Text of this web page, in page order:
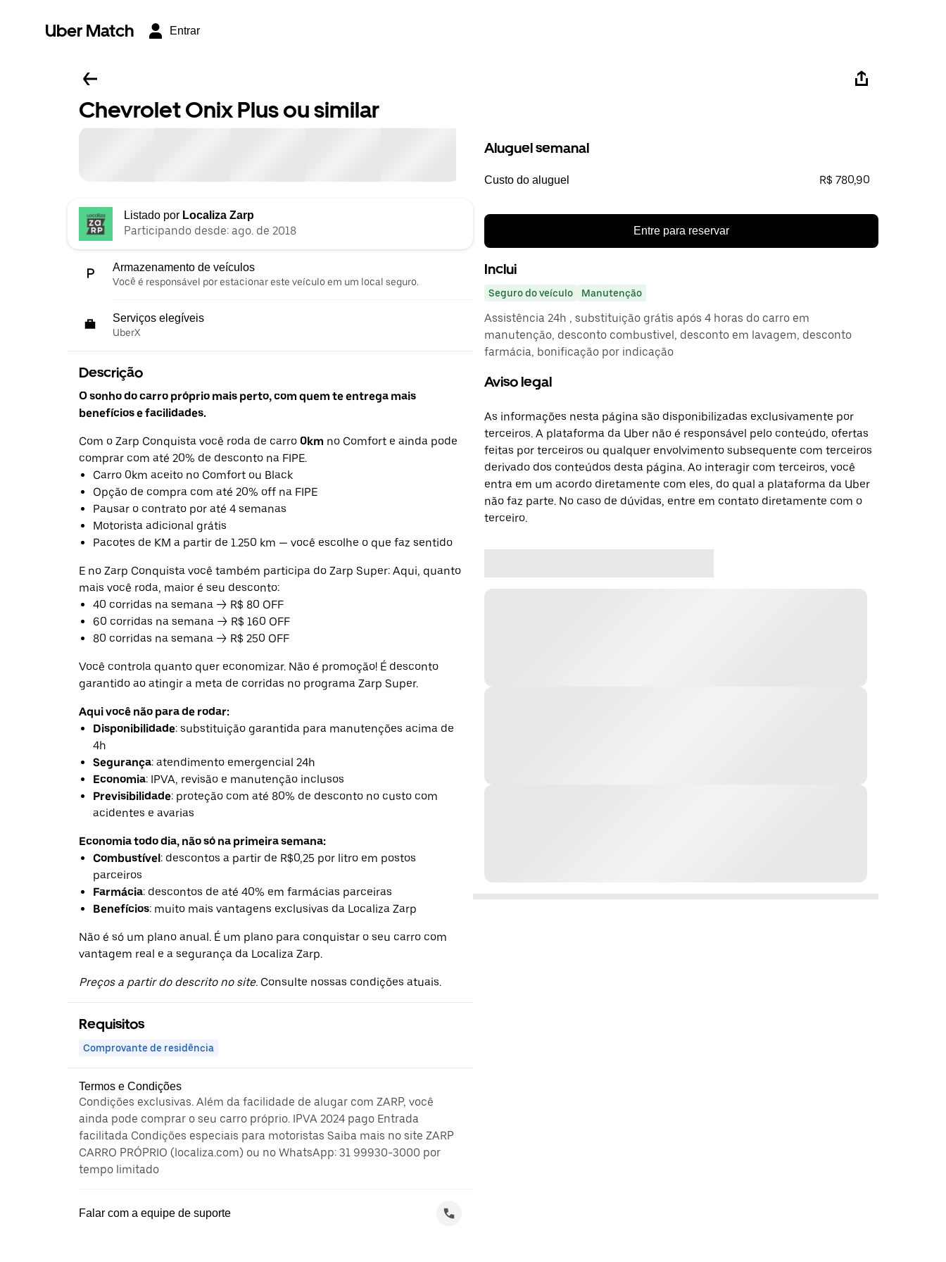
Uber Match Entrar
Chevrolet Onix Plus ou similar
Listado por Localiza Zarp
Participando desde: ago. de 2018
Armazenamento de veículos
Você é responsável por estacionar este veículo em um local seguro.
Serviços elegíveis
UberX
Descrição
O sonho do carro próprio mais perto, com quem te entrega mais
benefícios e facilidades.
Com o Zarp Conquista você roda de carro 0km no Comfort e ainda pode
comprar com até 20% de desconto na FIPE.
Carro 0km aceito no Comfort ou Black
Opção de compra com até 20% off na FIPE
Pausar o contrato por até 4 semanas
Motorista adicional grátis
Pacotes de KM a partir de 1.250 km — você escolhe o que faz sentido
E no Zarp Conquista você também participa do Zarp Super: Aqui, quanto
mais você roda, maior é seu desconto:
40 corridas na semana → R$ 80 OFF
60 corridas na semana → R$ 160 OFF
80 corridas na semana → R$ 250 OFF
Você controla quanto quer economizar. Não é promoção! É desconto
garantido ao atingir a meta de corridas no programa Zarp Super.
Aqui você não para de rodar:
Disponibilidade: substituição garantida para manutenções acima de
4h
Segurança: atendimento emergencial 24h
Economia: IPVA, revisão e manutenção inclusos
Previsibilidade: proteção com até 80% de desconto no custo com
acidentes e avarias
Economia todo dia, não só na primeira semana:
Combustível: descontos a partir de R$0,25 por litro em postos
parceiros
Farmácia: descontos de até 40% em farmácias parceiras
Benefícios: muito mais vantagens exclusivas da Localiza Zarp
Não é só um plano anual. É um plano para conquistar o seu carro com
vantagem real e a segurança da Localiza Zarp.
Preços a partir do descrito no site. Consulte nossas condições atuais.
Requisitos
Comprovante de residência
Termos e Condições
Condições exclusivas. Além da facilidade de alugar com ZARP, você
ainda pode comprar o seu carro próprio. IPVA 2024 pago Entrada
facilitada Condições especiais para motoristas Saiba mais no site ZARP
CARRO PRÓPRIO (localiza.com) ou no WhatsApp: 31 99930-3000 por
tempo limitado
Falar com a equipe de suporte
Aluguel semanal
Custo do aluguel R$ 780,90
Entre para reservar
Inclui
Seguro do veículo Manutenção
Assistência 24h , substituição grátis após 4 horas do carro em
manutenção, desconto combustivel, desconto em lavagem, desconto
farmácia, bonificação por indicação
Aviso legal
As informações nesta página são disponibilizadas exclusivamente por
terceiros. A plataforma da Uber não é responsável pelo conteúdo, ofertas
feitas por terceiros ou qualquer envolvimento subsequente com terceiros
derivado dos conteúdos desta página. Ao interagir com terceiros, você
entra em um acordo diretamente com eles, do qual a plataforma da Uber
não faz parte. No caso de dúvidas, entre em contato diretamente com o
terceiro.